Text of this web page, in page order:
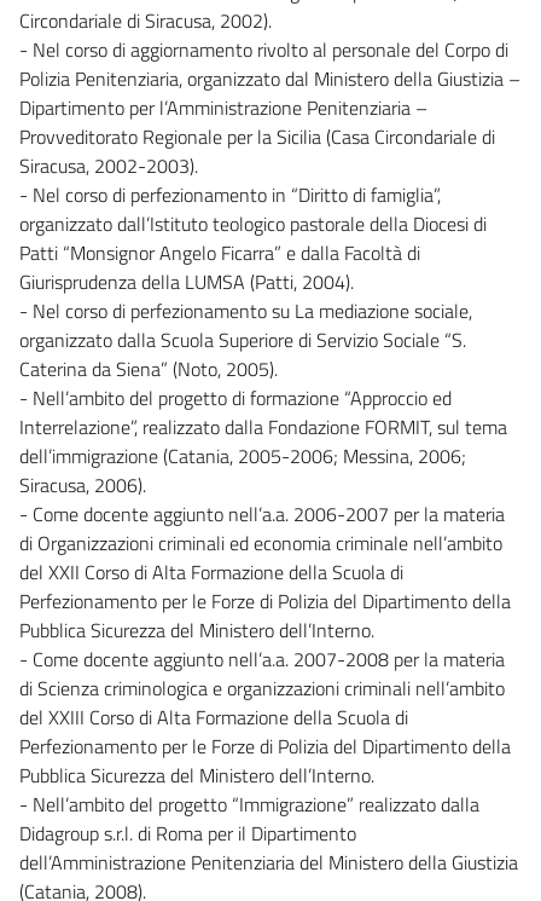
Circondariale di Siracusa, 2002).
- Nel corso di aggiornamento rivolto al personale del Corpo di
Polizia Penitenziaria, organizzato dal Ministero della Giustizia –
Dipartimento per l’Amministrazione Penitenziaria –
Provveditorato Regionale per la Sicilia (Casa Circondariale di
Siracusa, 2002-2003).
- Nel corso di perfezionamento in “Diritto di famiglia”,
organizzato dall’Istituto teologico pastorale della Diocesi di
Patti “Monsignor Angelo Ficarra” e dalla Facoltà di
Giurisprudenza della LUMSA (Patti, 2004).
- Nel corso di perfezionamento su La mediazione sociale,
organizzato dalla Scuola Superiore di Servizio Sociale “S.
Caterina da Siena” (Noto, 2005).
- Nell’ambito del progetto di formazione “Approccio ed
Interrelazione”, realizzato dalla Fondazione FORMIT, sul tema
dell’immigrazione (Catania, 2005-2006; Messina, 2006;
Siracusa, 2006).
- Come docente aggiunto nell’a.a. 2006-2007 per la materia
di Organizzazioni criminali ed economia criminale nell’ambito
del XXII Corso di Alta Formazione della Scuola di
Perfezionamento per le Forze di Polizia del Dipartimento della
Pubblica Sicurezza del Ministero dell’Interno.
- Come docente aggiunto nell’a.a. 2007-2008 per la materia
di Scienza criminologica e organizzazioni criminali nell’ambito
del XXIII Corso di Alta Formazione della Scuola di
Perfezionamento per le Forze di Polizia del Dipartimento della
Pubblica Sicurezza del Ministero dell’Interno.
- Nell’ambito del progetto “Immigrazione” realizzato dalla
Didagroup s.r.l. di Roma per il Dipartimento
dell’Amministrazione Penitenziaria del Ministero della Giustizia
(Catania, 2008).